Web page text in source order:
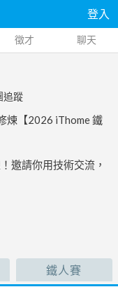
登入
徵才 聊天
追蹤
煉【2026 iThome 鐵
邀請你用技術交流，
鐵人賽